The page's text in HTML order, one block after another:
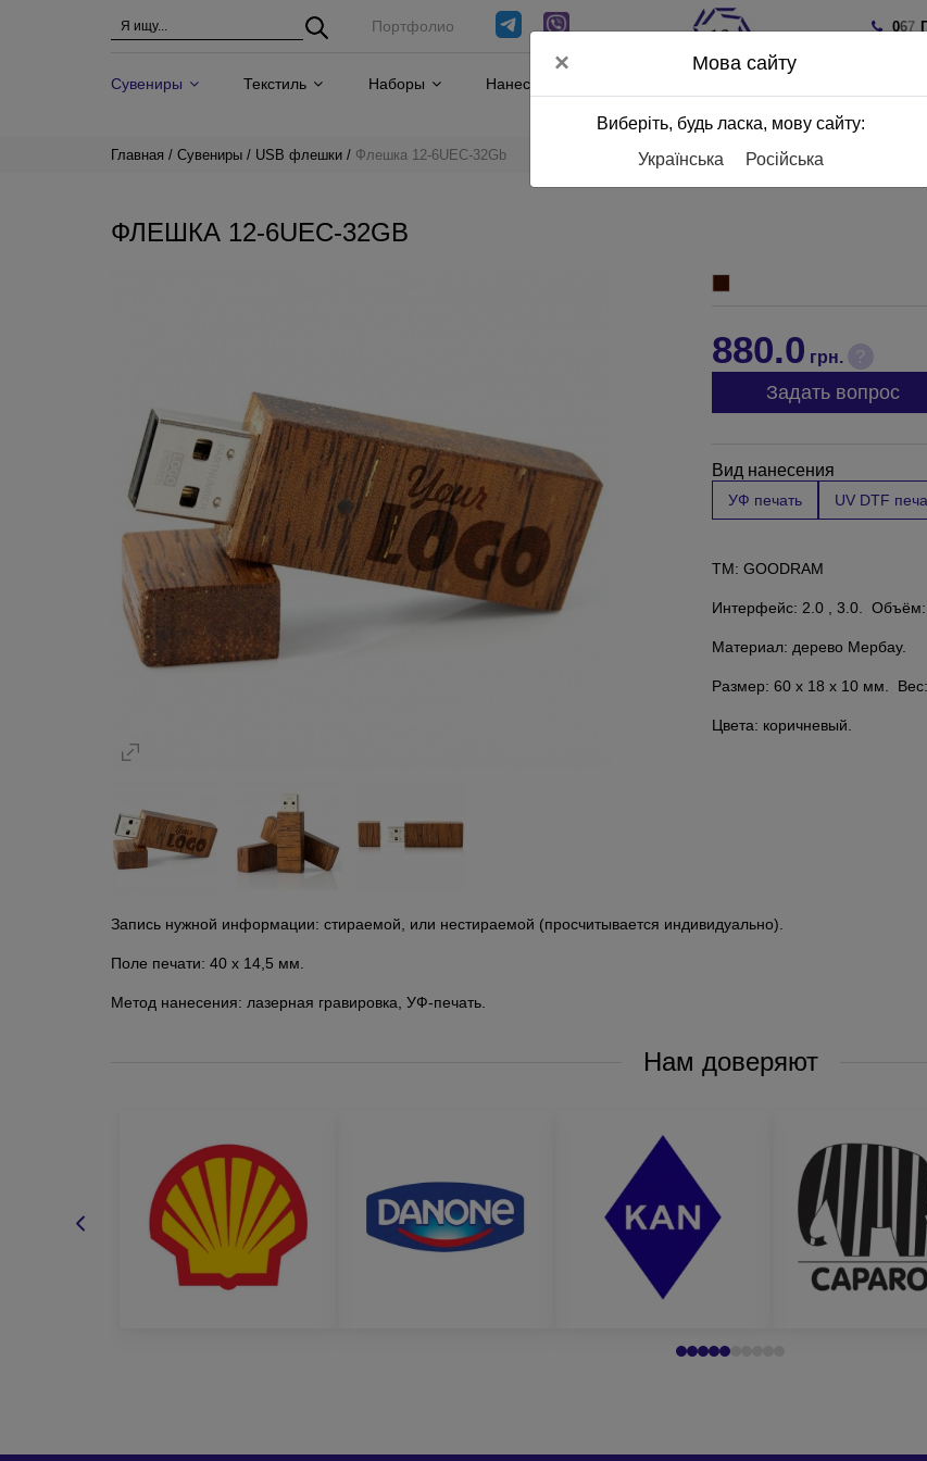
Портфолио 067
Сувениры Текстиль Наборы Нанесение
Главная Сувениры USB флешки Флешка 12-6UEC-32Gb
× Мова сайту
Виберіть, будь ласка, мову сайту:
Українська
Російська
ФЛЕШКА 12-6UEC-32GB
880.0 грн. ?
Задать вопрос
Вид нанесения
УФ печать UV DTF
TM: GOODRAM
Интерфейс: 2.0 , 3.0. Объём:
Материал: дерево Мербау.
Размер: 60 x 18 x 10 мм.
Цвета: коричневый.
Запись нужной информации: стираемой, или нестираемой (просчитывается индивидуально).
Поле печати: 40 x 14,5 мм.
Метод нанесения: лазерная гравировка, УФ-печать.
Нам доверяют